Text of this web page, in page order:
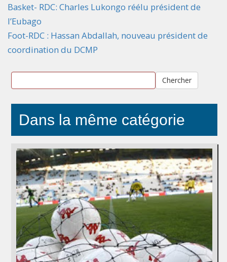
Basket- RDC: Charles Lukongo réélu président de
l’Eubago
Foot-RDC : Hassan Abdallah, nouveau président de
coordination du DCMP
Chercher
Dans la même catégorie